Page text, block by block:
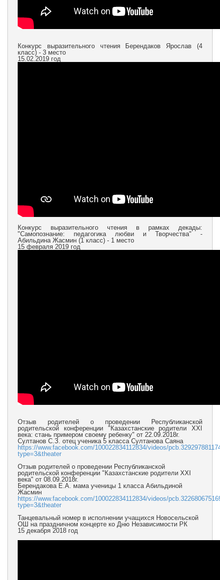
Конкурс выразительного чтения Берендаков Ярослав (4
класс) - 3 место
15.02.2019 год
Конкурс выразительного чтения в рамках декады:
"Самопознание: педагогика любви и Творчества" -
Абильдина Жасмин (1 класс) - 1 место
15 февраля 2019 год
Отзыв родителей о проведении Республиканской
родительской конференции "Казахстанские родители XXI
века: стань примером своему ребенку" от 22.09.2018г.
Султанов С.З. отец ученика 5 класса Султанова Саяна
https://www.facebook.com/100022834112834/videos/
type=3&theater
Отзыв родителей о проведении Республиканской
родительской конференции "Казахстанские родители XXI
века" от 08.09.2018г.
Берендакова Е.А. мама ученицы 1 класса Абильдиной
Жасмин
https://www.facebook.com/100022834112834/videos/
type=3&theater
Танцевальный номер в исполнении учащихся Новосельской
ОШ на праздничном концерте ко Дню Независимости РК
15 декабря 2018 год